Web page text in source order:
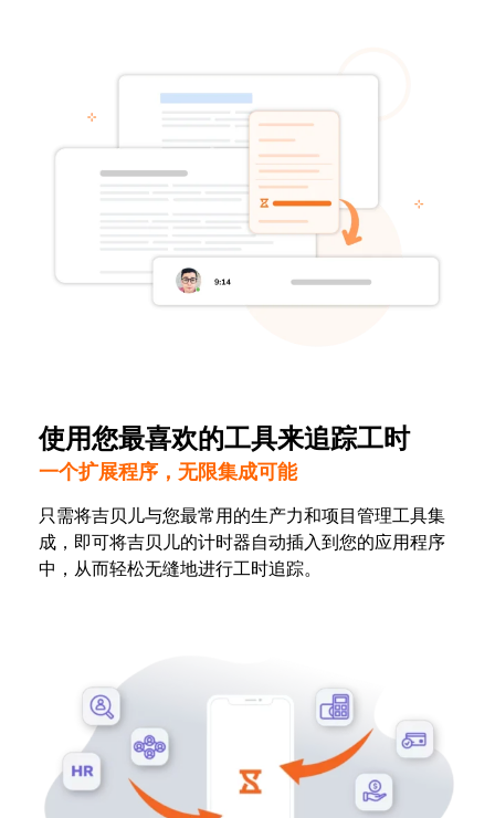
使用您最喜欢的工具来追踪工时
一个扩展程序，无限集成可能
只需将吉贝儿与您最常用的生产力和项目管理工具集
成，即可将吉贝儿的计时器自动插入到您的应用程序
中，从而轻松无缝地进行工时追踪。